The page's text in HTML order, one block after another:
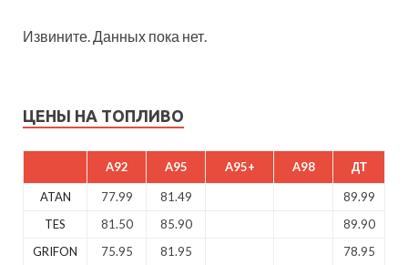
Извините. Данных пока нет.
ЦЕНЫ НА ТОПЛИВО
A92 A95 A95+ A98 ДТ
ATAN 77.99 81.49
89.99
TES
81.50 85.90
89.90
GRIFON
75.95 81.95 78.95